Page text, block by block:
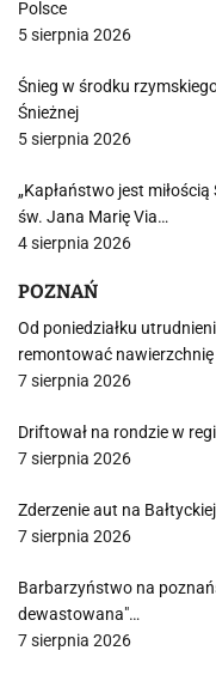
Polsce
5 sierpnia 2026
Śnieg w środku
Śnieżnej
5 sierpnia 2026
„Kapłaństwo jest
św. Jana Marię Via…
4 sierpnia 2026
POZNAŃ
Od poniedziałku
remontować nawierzchnię
7 sierpnia 2026
Driftował na rondzie w
7 sierpnia 2026
Zderzenie aut na
7 sierpnia 2026
Barbarzyństwo na
dewastowana"…
7 sierpnia 2026